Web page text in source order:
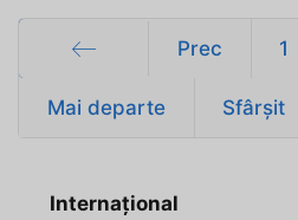
Start
Prec 1
Mai departe Sfârșit
Internațional